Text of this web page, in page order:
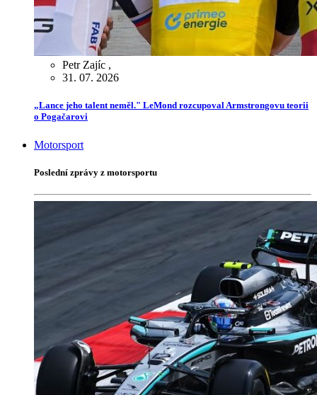
Petr Zajíc ,
31. 07. 2026
„Lance jeho talent neměl." LeMond rozcupoval Armstrongovu teorii
o Pogačarovi
Motorsport
Poslední zprávy z motorsportu